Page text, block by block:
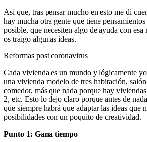
Así que, tras pensar mucho en esto me di
hay mucha otra gente que tiene
posible, que necesiten algo de ayuda con esa
os traigo algunas ideas.
Reformas post coronavirus
Cada vivienda es un mundo y lógicamente
una vivienda modelo de tres habitación,
comedor, más que nada porque hay
2, etc. Esto lo dejo claro porque antes de
que siempre habrá que adaptar las ideas que
posibilidades con un poquito de creatividad.
Punto 1: Gana tiempo